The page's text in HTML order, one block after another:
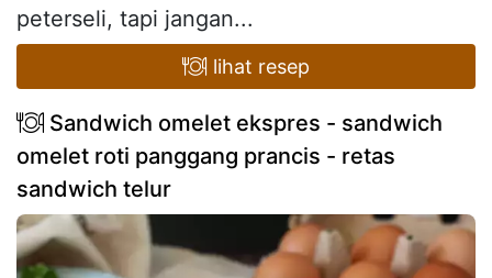
peterseli, tapi jangan...
lihat resep
Sandwich omelet ekspres - sandwich
omelet roti panggang prancis - retas
sandwich telur